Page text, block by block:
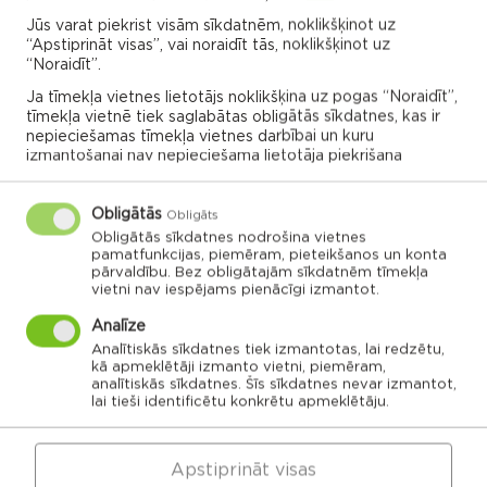
Amatierteātru festivāls “Lubāna
vilinājums”
Gaigalavas pagasts
Gaigalavas pagasta kultūras nams
13:00
08.08.2026
Vairāk
VISI NOTIKUMI
Jūs varat piekrist visām sīkdatnēm, noklikšķinot uz
“Apstiprināt visas”, vai noraidīt tās, noklikšķinot uz
“Noraidīt”.
Ja tīmekļa vietnes lietotājs noklikšķina uz pogas “Noraidīt”,
tīmekļa vietnē tiek saglabātas obligātās sīkdatnes, kas ir
nepieciešamas tīmekļa vietnes darbībai un kuru
izmantošanai nav nepieciešama lietotāja piekrišana
Obligātās Obligāts
Obligātās sīkdatnes nodrošina vietnes
pamatfunkcijas, piemēram, pieteikšanos un konta
pārvaldību. Bez obligātajām sīkdatnēm tīmekļa
vietni nav iespējams pienācīgi izmantot.
Analīze
Analītiskās sīkdatnes tiek izmantotas, lai redzētu,
kā apmeklētāji izmanto vietni, piemēram,
analītiskās sīkdatnes. Šīs sīkdatnes nevar izmantot,
lai tieši identificētu konkrētu apmeklētāju.
Apstiprināt visas